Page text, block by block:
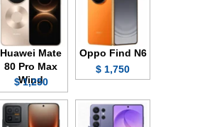
Oppo Find N6
1,750 $
Huawei Mate
80 Pro Max
Wind
1,250 $